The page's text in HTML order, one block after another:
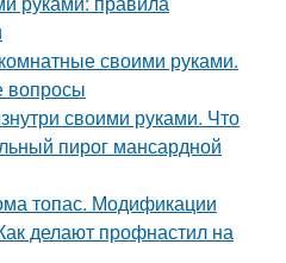
своими руками.
вопросы
своими руками. Что
пирог мансардной
топас. Модификации
делают профнастил на